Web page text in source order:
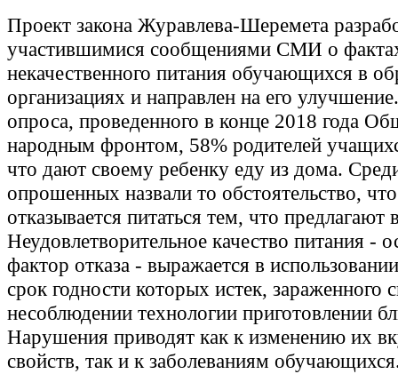
Проект закона Журавлева-Шеремета
участившимися сообщениями СМИ о
некачественного питания обучающихся в
организациях и направлен на его
опроса, проведенного в конце 2018 года
народным фронтом, 58% родителей
что дают своему ребенку еду из дома.
опрошенных назвали то обстоятельство,
отказывается питаться тем, что предлагают
Неудовлетворительное качество питания -
фактор отказа - выражается в
срок годности которых истек, зараженного
несоблюдении технологии приготовлении
Нарушения приводят как к изменению их
свойств, так и к заболеваниям